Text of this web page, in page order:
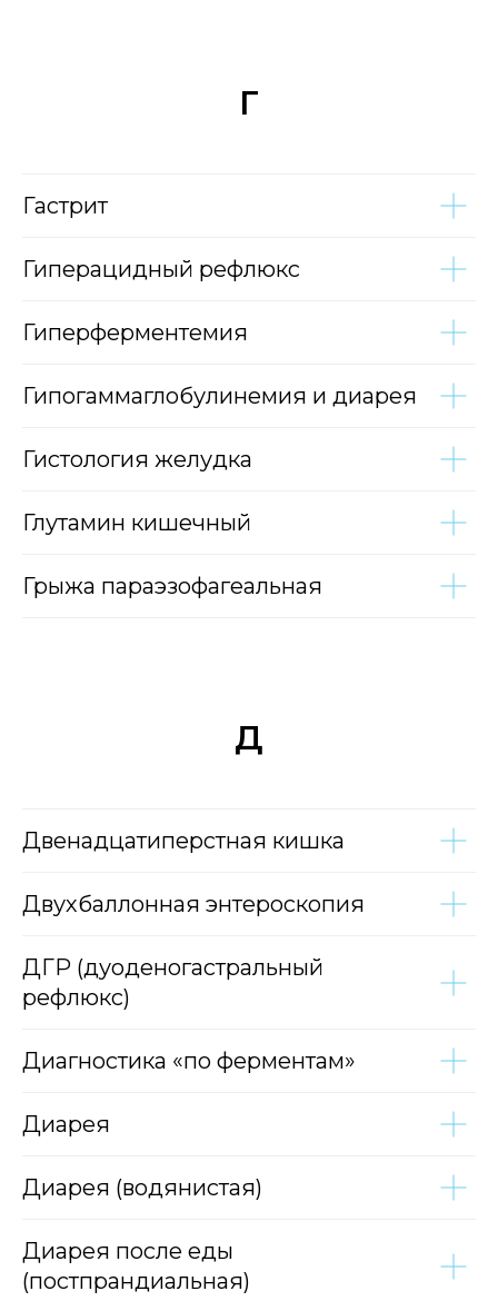
Г
Гастрит
Гиперацидный рефлюкс
Гиперферментемия
Гипогаммаглобулинемия и диарея
Гистология желудка
Глутамин кишечный
Грыжа параэзофагеальная
Д
Двенадцатиперстная кишка
Двухбаллонная энтероскопия
ДГР (дуоденогастральный
рефлюкс)
Диагностика «по ферментам»
Диарея
Диарея (водянистая)
Диарея после еды
(постпрандиальная)